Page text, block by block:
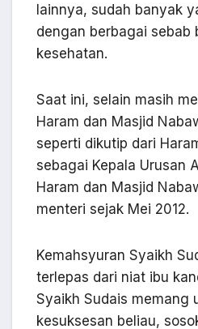
lainnya, sudah banyak
dengan berbagai sebab
kesehatan.
Saat ini, selain masih
Haram dan Masjid
seperti dikutip dari
sebagai Kepala Urusan
Haram dan Masjid
menteri sejak Mei 2012.
Kemahsyuran Syaikh
terlepas dari niat ibu
Syaikh Sudais memang
kesuksesan beliau,